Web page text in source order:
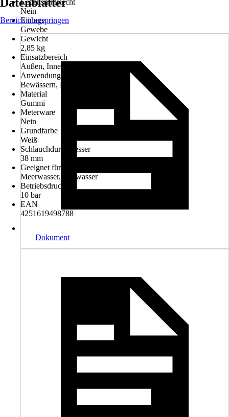
Lebensmittelecht
Nein
Einlage
Gewebe
Gewicht
2,85 kg
Einsatzbereich
Außen, Innen
Anwendung
Bewässern, Entwässern
Material
Gummi
Meterware
Nein
Grundfarbe
Weiß
Schlauchdurchmesser
38 mm
Geeignet für
Meerwasser, Süßwasser
Betriebsdruck
10 bar
EAN
4251619498788
Bereich überspringen
Dokument